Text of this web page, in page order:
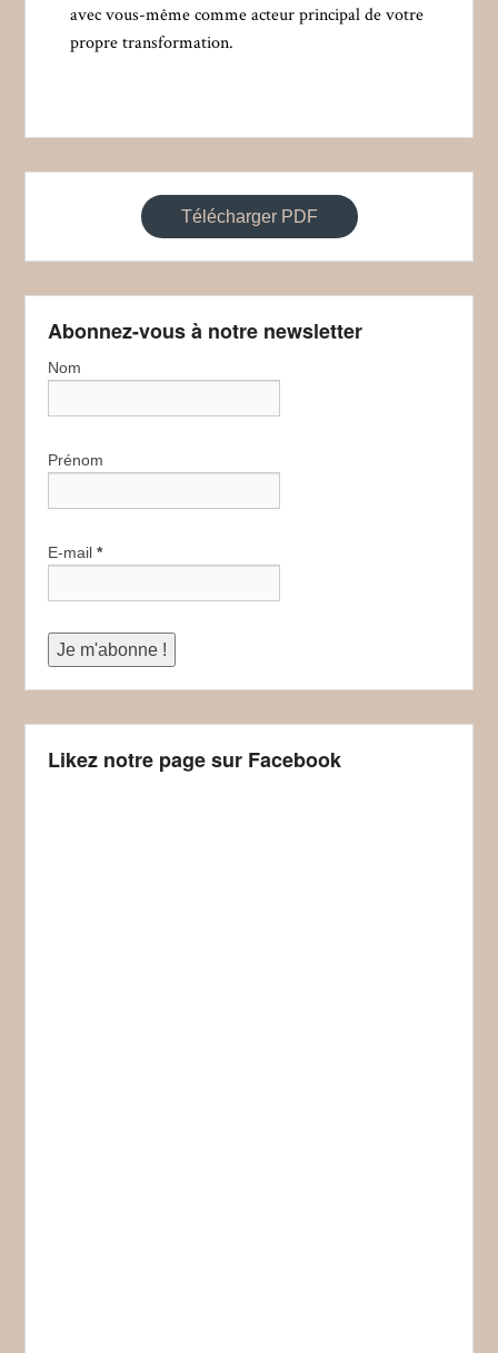
avec vous-même comme acteur principal de votre
propre transformation.
Télécharger PDF
Abonnez-vous à notre newsletter
Nom
Prénom
E-mail*
Likez notre page sur Facebook